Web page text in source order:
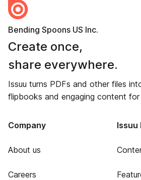
Bending Spoons US Inc.
Create once,
share everywhere.
Issuu turns PDFs and other files
flipbooks and engaging content for
Company
About us
Careers
Issuu